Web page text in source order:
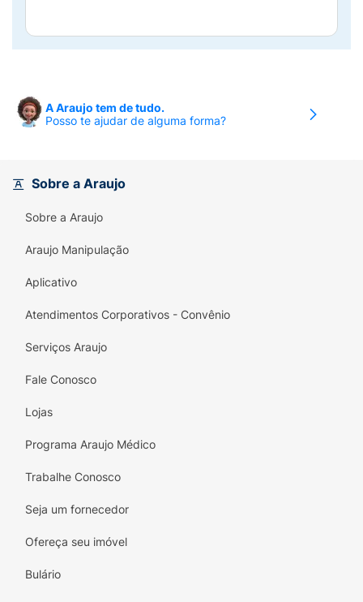
A Araujo tem de tudo.
Posso te ajudar de alguma forma?
Sobre a Araujo
Sobre a Araujo
Araujo Manipulação
Aplicativo
Atendimentos Corporativos - Convênio
Serviços Araujo
Fale Conosco
Lojas
Programa Araujo Médico
Trabalhe Conosco
Seja um fornecedor
Ofereça seu imóvel
Bulário